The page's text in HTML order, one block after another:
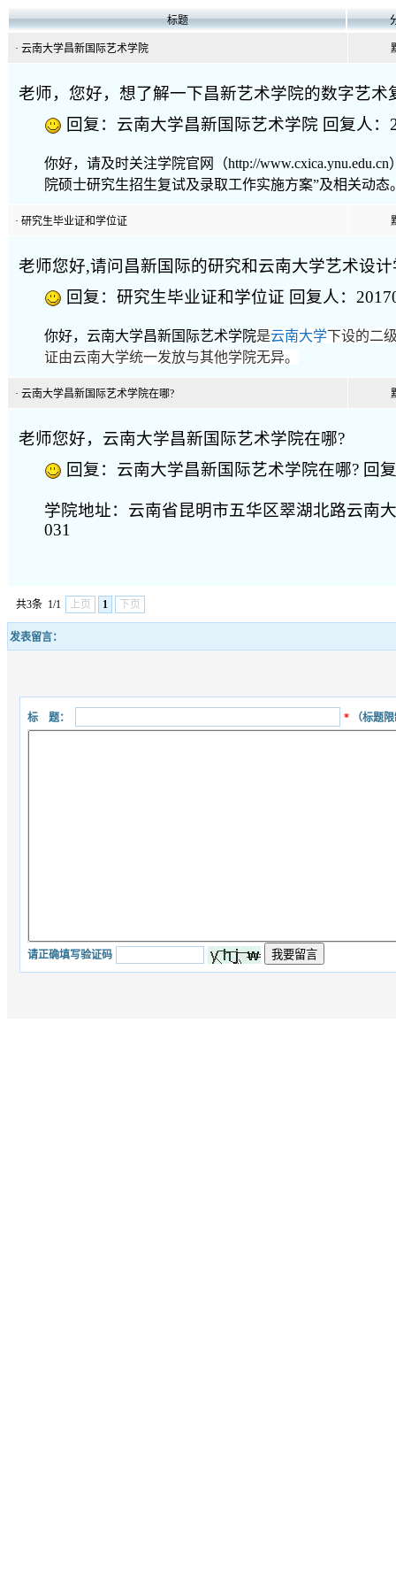
标题
· 云南大学昌新国际艺术学院
老师，您好，想了解一下昌新艺术学院的数字艺术
回复：云南大学昌新国际艺术学院 回复人：
你好，请及时关注学院官网（http://
院硕士研究生招生复试及录取工作实施方案”及相关动态
· 研究生毕业证和学位证
老师您好,请问昌新国际的研究和云南大学艺术设
回复：研究生毕业证和学位证 回复人：
你好，云南大学昌新国际艺术学院是云南大学下设的二
证由云南大学统一发放与其他学院无异。
· 云南大学昌新国际艺术学院在哪?
老师您好，云南大学昌新国际艺术学院在哪?
回复：云南大学昌新国际艺术学院在哪? 回
学院地址：云南省昆明市五华区翠湖北路云南
031
共3条 1/1 上页 1 下页
发表留言：
标 题： * （标题
请正确填写验证码